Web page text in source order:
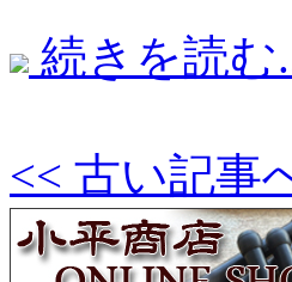
続きを読む
<< 古い記事